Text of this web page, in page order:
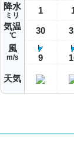
降水
ミリ
気温
℃
風
m/s
天気
1
30
9